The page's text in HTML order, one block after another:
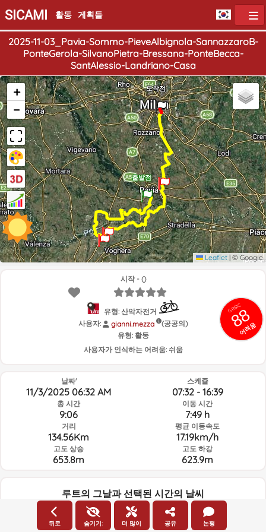
SICAMI 활동 게획들
2025-11-03_Pavia-Sommo-PieveAlbignola-SannazzaroB-
PonteGerola-SilvanoPietra-Bressana-PonteBecca-
SantAlessio-Landriano-Casa
출발점
도착점
+
−
Leaflet | © Google
GRSIC
88
어려움
시작 - ()
유형: 산악자전거
사용자:
gianni.mezza
(공공의)
유형: 활동
사용자가 인식하는 어려움: 쉬움
날짜'
11/3/2025 06:32 AM
총 시간
9:06
거리
134.56Km
고도 상승
653.8m
스케쥴
07:32 - 16:39
이동 시간
7:49 h
평균 이동속도
17.19km/h
고도 하강
623.9m
루트의 그날과 선택된 시간의 날씨
06:00
뒤로 숨기기: 더 많이 공유 논평